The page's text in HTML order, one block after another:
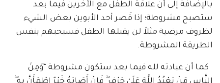
بالإضافة إلى أن علاقة الطفل مع الآخرين فيما بعد
ستصبح مشروطة؛ إذا قَصر أحد الأبوين بعض الشيء
لظروف مرضية مثلاً لن يقبلها الطفل فسيحبهم بنفس
الطريقة المشروطة.
كما أن عبادته لله فيما بعد ستكون مشروطة “وَمِنَ